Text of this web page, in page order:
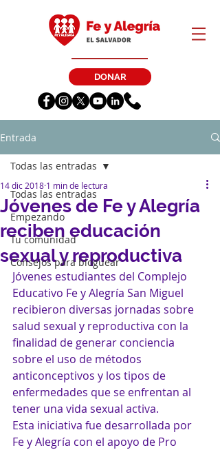
DONAR
Entrada
Todas las entradas
Empezando
Tu comunidad
Consejos para bloguear
Todas las entradas
Jóvenes de Fe y Alegría
reciben educación
sexual y reproductiva
14 dic 2018 1 min de lectura
Jóvenes estudiantes del Complejo
Educativo Fe y Alegría San Miguel
recibieron diversas jornadas sobre
salud sexual y reproductiva con la
finalidad de generar conciencia
sobre el uso de métodos
anticonceptivos y los tipos de
enfermedades que se enfrentan al
tener una vida sexual activa.
Esta iniciativa fue desarrollada por
Fe y Alegría con el apoyo de Pro